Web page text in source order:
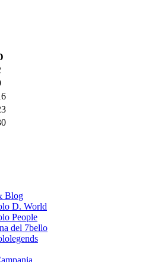
Blog
D. World
People
del 7bello